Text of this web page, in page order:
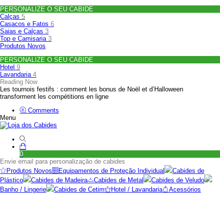
PERSONALIZE O SEU CABIDE
Calças 5
Casacos e Fatos 6
Saias e Calças 3
Top e Camisaria 3
Produtos Novos
PERSONALIZE O SEU CABIDE
Hotel 9
Lavandaria 4
Reading Now
Les tournois festifs : comment les bonus de Noël et d’Halloween
transforment les compétitions en ligne
Comments
Menu
0
Envie email para personalização de cabides
Produtos Novos
Equipamentos de Proteção Individual
Cabides de
Plástico
Cabides de Madeira Cabides de Metal
Cabides de Veludo
Banho / Lingerie
Cabides de Cetim Hotel / Lavandaria
Acessórios